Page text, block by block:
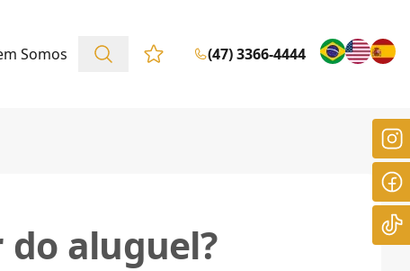
Somos Favoritos (0 itens)
(47) 3366-4444
aluguel?